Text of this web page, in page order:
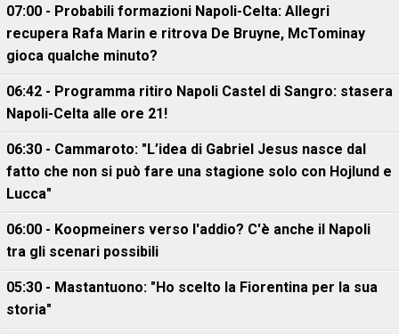
07:00 - Probabili formazioni Napoli-Celta: Allegri
recupera Rafa Marin e ritrova De Bruyne, McTominay
gioca qualche minuto?
06:42 - Programma ritiro Napoli Castel di Sangro: stasera
Napoli-Celta alle ore 21!
06:30 - Cammaroto: "L’idea di Gabriel Jesus nasce dal
fatto che non si può fare una stagione solo con Hojlund e
Lucca"
06:00 - Koopmeiners verso l'addio? C'è anche il Napoli
tra gli scenari possibili
05:30 - Mastantuono: "Ho scelto la Fiorentina per la sua
storia"